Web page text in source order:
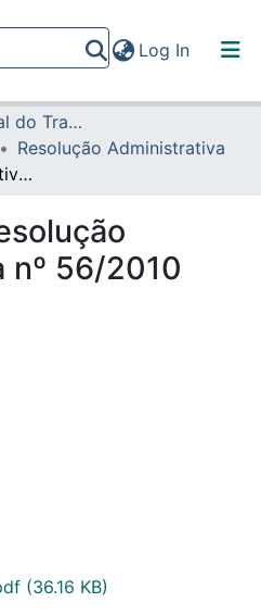
Log In(current)
Tribunal Regional do Trabalho da 16ª Região
Resolução Administrativa
Resolução Administrativa nº 56/2010 (13481)
nº 56/2010
(36.16 KB)